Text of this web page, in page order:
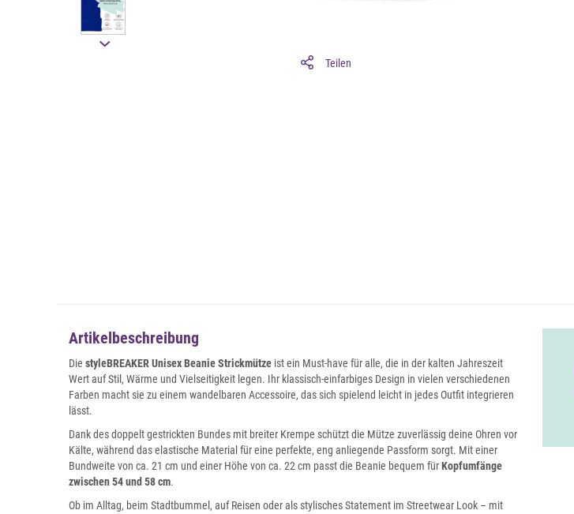
Teilen
Artikelbeschreibung
Die styleBREAKER Unisex Beanie Strickmütze ist ein Must-have für alle, die in der kalten Jahreszeit
Wert auf Stil, Wärme und Vielseitigkeit legen. Ihr klassisch-einfarbiges Design in vielen verschiedenen
Farben macht sie zu einem wandelbaren Accessoire, das sich spielend leicht in jedes Outfit integrieren
lässt.
Dank des doppelt gestrickten Bundes mit breiter Krempe schützt die Mütze zuverlässig deine Ohren vor
Kälte, während das elastische Material für eine perfekte, eng anliegende Passform sorgt. Mit einer
Bundweite von ca. 21 cm und einer Höhe von ca. 22 cm passt die Beanie bequem fürKopfumfänge
zwischen 54 und 58 cm.
Ob im Alltag, beim Stadtbummel, auf Reisen oder als stylisches Statement im Streetwear Look – mit